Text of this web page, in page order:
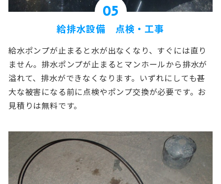
05
給排水設備 点検・工事
給水ポンプが止まると水が出なくなり、すぐには直り
ません。排水ポンプが止まるとマンホールから排水が
溢れて、排水ができなくなります。いずれにしても甚
大な被害になる前に点検やポンプ交換が必要です。お
見積りは無料です。